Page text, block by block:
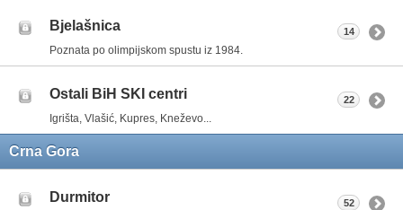
Bjelašnica
Poznata po olimpijskom spustu iz 1984.
14
Ostali BiH SKI centri
Igrišta, Vlašić, Kupres, Kneževo...
22
Crna Gora
Durmitor 52